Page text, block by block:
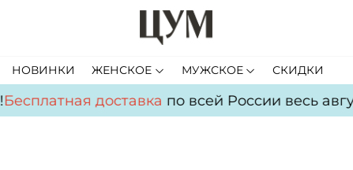
НОВИНКИ ЖЕНСКОЕ МУЖСКОЕ СКИДКИ
доставкапо всей России весь